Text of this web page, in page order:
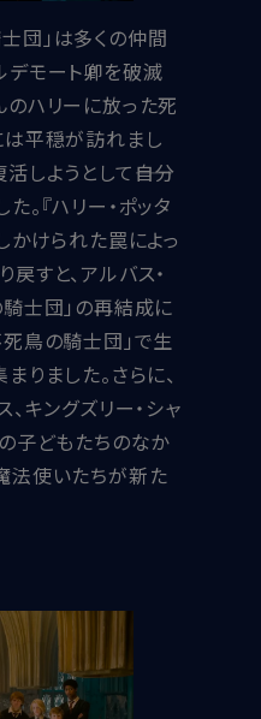
団」は多くの仲間
デモート卿を破滅
のハリーに放った死
は平穏が訪れまし
しようとして――自分
。『ハリー・ポッタ
かけられた罠によっ
すと、アルバス・
士団」の再結成に
鳥の騎士団」で生
りました。さらに、
キングズリー・シャ
子どもたちのなか
法使いたちが新た